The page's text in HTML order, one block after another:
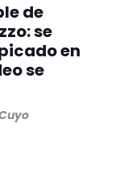
de
se
en
se